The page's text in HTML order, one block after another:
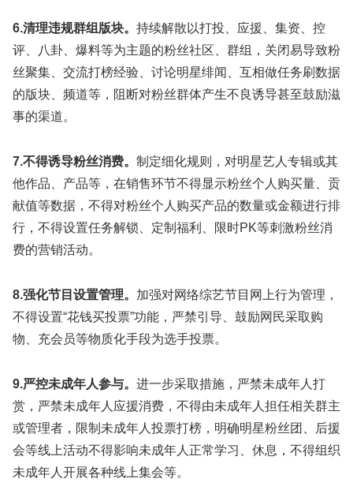
6.清理违规群组版块。 持续解散以打投、应援、集资、控
评、八卦、爆料等为主题的粉丝社区、群组，关闭易导致粉
丝聚集、交流打榜经验、讨论明星绯闻、互相做任务刷数据
的版块、频道等，阻断对粉丝群体产生不良诱导甚至鼓励滋
事的渠道。
7.不得诱导粉丝消费。 制定细化规则，对明星艺人专辑或其
他作品、产品等，在销售环节不得显示粉丝个人购买量、贡
献值等数据，不得对粉丝个人购买产品的数量或金额进行排
行，不得设置任务解锁、定制福利、限时PK等刺激粉丝消
费的营销活动。
8.强化节目设置管理。 加强对网络综艺节目网上行为管理，
不得设置“花钱买投票”功能，严禁引导、鼓励网民采取购
物、充会员等物质化手段为选手投票。
9.严控未成年人参与。 进一步采取措施，严禁未成年人打
赏，严禁未成年人应援消费，不得由未成年人担任相关群主
或管理者，限制未成年人投票打榜，明确明星粉丝团、后援
会等线上活动不得影响未成年人正常学习、休息，不得组织
未成年人开展各种线上集会等。